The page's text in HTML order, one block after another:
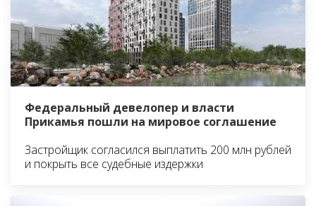
Федеральный девелопер и власти
Прикамья пошли на мировое соглашение
Застройщик согласился выплатить 200 млн рублей
и покрыть все судебные издержки